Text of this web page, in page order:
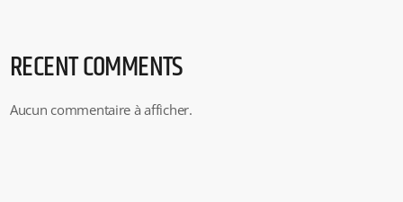
RECENT COMMENTS
Aucun commentaire à afficher.